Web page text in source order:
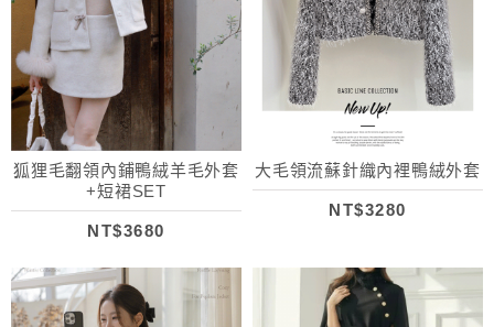
狐狸毛翻領內鋪鴨絨羊毛外套
+短裙SET
NT$3680
大毛領流蘇針織內裡鴨絨外套
NT$3280